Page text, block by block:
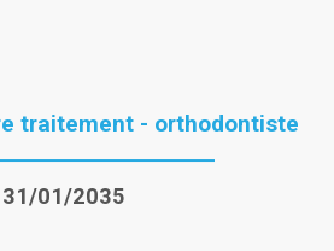
traitement - orthodontiste
31/01/2035